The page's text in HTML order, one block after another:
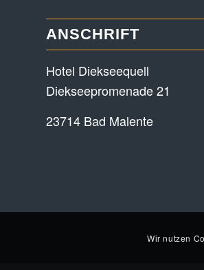
ANSCHRIFT
Hotel Diekseequell
Diekseepromenade 21
23714 Bad Malente
Wir nutzen